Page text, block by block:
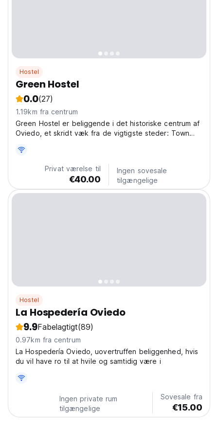
Hostel
Green Hostel
0.0(27)
1.19km fra centrum
Green Hostel er beliggende i det historiske centrum af
Oviedo, et skridt væk fra de vigtigste steder: Town
Privat værelse til
€40.00
Ingen sovesale
tilgængelige
Hostel
La Hospedería Oviedo
9.9Fabelagtigt(89)
0.97km fra centrum
La Hospedería Oviedo, uovertruffen beliggenhed, hvis
du vil have ro til at hvile og samtidig være i
Ingen private rum
tilgængelige
Sovesale fra
€15.00